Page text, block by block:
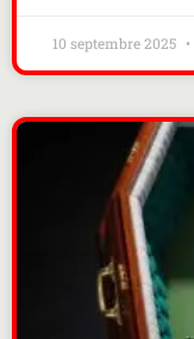
10 septembre 2025